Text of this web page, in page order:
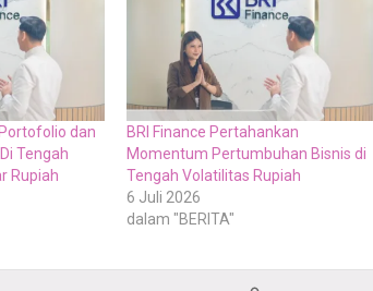
dan
Tengah
Rupiah
BRI Finance Pertahankan
Momentum Pertumbuhan Bisnis di
Tengah Volatilitas Rupiah
6 Juli 2026
dalam "BERITA"